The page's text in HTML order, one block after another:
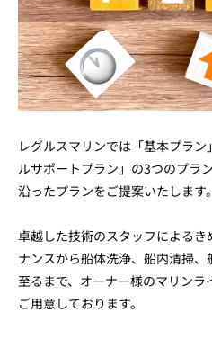
レグルスマリンでは「基本プラ
ルサポートプラン」の3つのプラ
沿ったプランをご提案いたします。
卓越した技術のスタッフによる
ナンスから船体洗浄、船内清掃
至るまで、オーナー様のマリン
ご用意しております。